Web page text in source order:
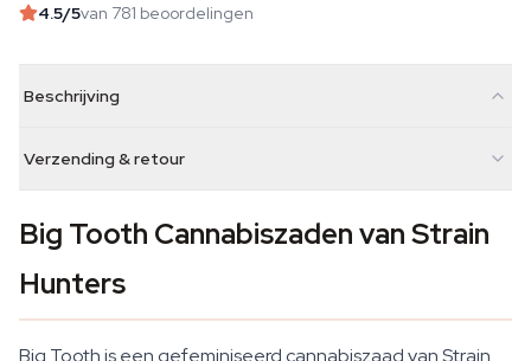
4.5/5van 781 beoordelingen
Beschrijving
Verzending & retour
Big Tooth Cannabiszaden van Strain
Hunters
Big Tooth is een gefeminiseerd cannabiszaad van Strain